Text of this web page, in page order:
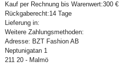
Kauf per Rechnung bis Warenwert:300 €
Rückgaberecht:14 Tage
Lieferung in:
Weitere Zahlungsmethoden:
Adresse: BZT Fashion AB
Neptunigatan 1
211 20 - Malmö